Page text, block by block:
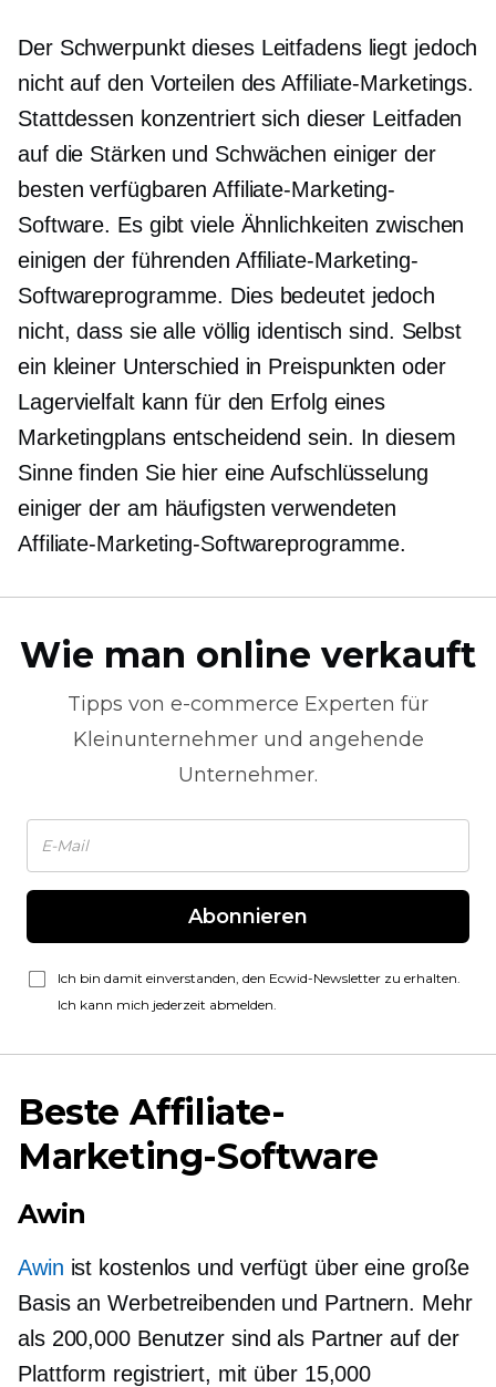
Der Schwerpunkt dieses Leitfadens liegt jedoch
nicht auf den Vorteilen des Affiliate-Marketings.
Stattdessen konzentriert sich dieser Leitfaden
auf die Stärken und Schwächen einiger der
besten verfügbaren Affiliate-Marketing-
Software. Es gibt viele Ähnlichkeiten zwischen
einigen der führenden Affiliate-Marketing-
Softwareprogramme. Dies bedeutet jedoch
nicht, dass sie alle völlig identisch sind. Selbst
ein kleiner Unterschied in Preispunkten oder
Lagervielfalt kann für den Erfolg eines
Marketingplans entscheidend sein. In diesem
Sinne finden Sie hier eine Aufschlüsselung
einiger der am häufigsten verwendeten
Affiliate-Marketing-Softwareprogramme.
Wie man online verkauft
Tipps von e-commerce Experten für
Kleinunternehmer und angehende
Unternehmer.
Abonnieren
Ich bin damit einverstanden, den Ecwid-Newsletter zu erhalten.
Ich kann mich jederzeit abmelden.
Beste Affiliate-
Marketing-Software
Awin
Awin ist kostenlos und verfügt über eine große
Basis an Werbetreibenden und Partnern. Mehr
als 200,000 Benutzer sind als Partner auf der
Plattform registriert, mit über 15,000